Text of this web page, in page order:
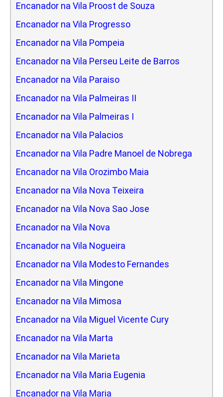
Encanador na Vila Proost de Souza
Encanador na Vila Progresso
Encanador na Vila Pompeia
Encanador na Vila Perseu Leite de Barros
Encanador na Vila Paraiso
Encanador na Vila Palmeiras II
Encanador na Vila Palmeiras I
Encanador na Vila Palacios
Encanador na Vila Padre Manoel de Nobrega
Encanador na Vila Orozimbo Maia
Encanador na Vila Nova Teixeira
Encanador na Vila Nova Sao Jose
Encanador na Vila Nova
Encanador na Vila Nogueira
Encanador na Vila Modesto Fernandes
Encanador na Vila Mingone
Encanador na Vila Mimosa
Encanador na Vila Miguel Vicente Cury
Encanador na Vila Marta
Encanador na Vila Marieta
Encanador na Vila Maria Eugenia
Encanador na Vila Maria